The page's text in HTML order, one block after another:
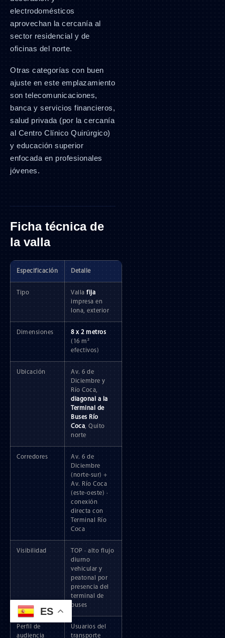
electrodomésticos
aprovechan la cercanía al
sector residencial y de
oficinas del norte.
Otras categorías con buen
ajuste en este emplazamiento
son telecomunicaciones,
banca y servicios financieros,
salud privada (por la cercanía
al Centro Clínico Quirúrgico)
y educación superior
enfocada en profesionales
jóvenes.
Ficha técnica de
la valla
Especificación Detalle
Tipo Valla fija
impresa en
lona, exterior
Dimensiones
8 x 2 metros
(16 m²
efectivos)
Ubicación
Av. 6 de
Diciembre y
Río Coca,
diagonal a la
Terminal de
Buses Río
Coca, Quito
norte
Corredores
Av. 6 de
Diciembre
(norte-sur) +
Av. Río Coca
(este-oeste) ·
conexión
directa con
Terminal Río
Coca
Visibilidad
TOP · alto flujo
diurno
vehicular y
peatonal por
presencia del
terminal de
buses
Perfil de
audiencia
Usuarios del
transporte
ES